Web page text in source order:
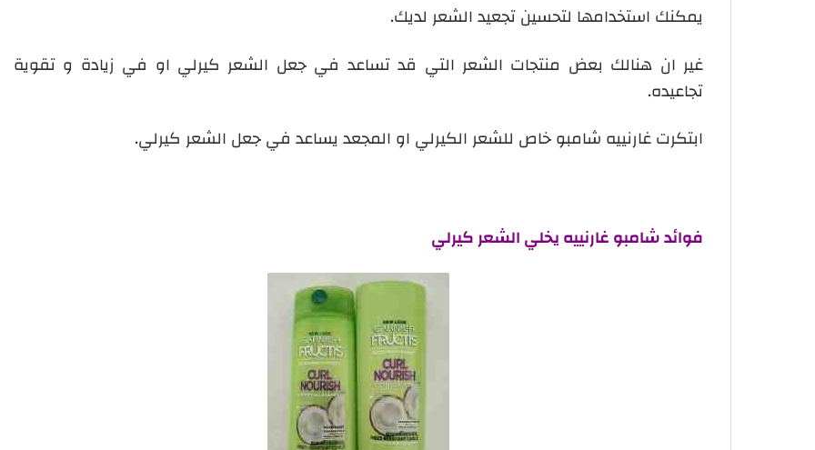
يمكنك استخدامها لتحسين تجعيد الشعر لديك.
غير ان هنالك بعض منتجات الشعر التي قد تساعد في جعل الشعر كيرلي او في زيادة و تقوية
تجاعيده.
ابتكرت غارنييه شامبو خاص للشعر الكيرلي او المجعد يساعد في جعل الشعر كيرلي.
فوائد شامبو غارنييه يخلي الشعر كيرلي